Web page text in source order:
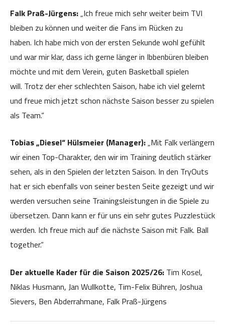
Falk Praß-Jürgens: „Ich freue mich sehr weiter beim TVI
bleiben zu können und weiter die Fans im Rücken zu
haben. Ich habe mich von der ersten Sekunde wohl gefühlt
und war mir klar, dass ich gerne länger in Ibbenbüren bleiben
möchte und mit dem Verein, guten Basketball spielen
will. Trotz der eher schlechten Saison, habe ich viel gelernt
und freue mich jetzt schon nächste Saison besser zu spielen
als Team.“
Tobias „Diesel“ Hülsmeier (Manager):„Mit Falk verlängern
wir einen Top-Charakter, den wir im Training deutlich stärker
sehen, als in den Spielen der letzten Saison. In den TryOuts
hat er sich ebenfalls von seiner besten Seite gezeigt und wir
werden versuchen seine Trainingsleistungen in die Spiele zu
übersetzen. Dann kann er für uns ein sehr gutes Puzzlestück
werden. Ich freue mich auf die nächste Saison mit Falk. Ball
together.“
Der aktuelle Kader für die Saison 2025/26: Tim Kosel,
Niklas Husmann, Jan Wullkotte, Tim-Felix Bühren, Joshua
Sievers, Ben Abderrahmane, Falk Praß-Jürgens